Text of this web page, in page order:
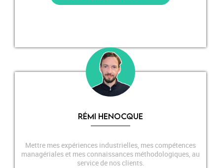
RÉMI HENOCQUE
Mettre mes expériences industrielles, mes compétences
managériales et mes connaissances méthodologiques, au
service de nos clients.